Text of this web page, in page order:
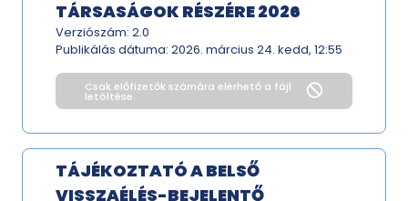
TÁRSASÁGOK RÉSZÉRE 2026
Verziószám: 2.0
Publikálás dátuma: 2026. március 24. kedd, 12:55
Csak előfizetők számára elérhető a fájl
letöltése.
TÁJÉKOZTATÓ A BELSŐ
VISSZAÉLÉS-BEJELENTŐ